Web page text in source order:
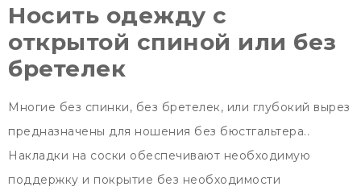
Носить одежду с
открытой спиной или без
бретелек
Многие без спинки, без бретелек, или глубокий вырез
предназначены для ношения без бюстгальтера..
Накладки на соски обеспечивают необходимую
поддержку и покрытие без необходимости